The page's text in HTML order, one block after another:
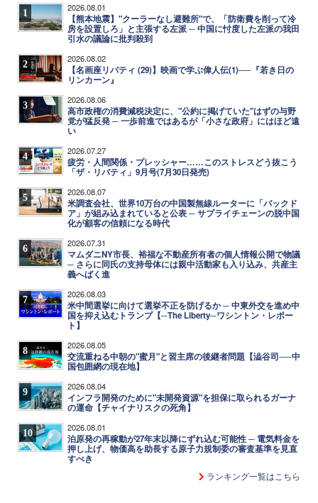
1 2026.08.01
【熊本地震】"クーラーなし避難所"で、「防衛費を削って冷
房を設置しろ」と主張する左派 ─ 中国に忖度した左派の我田
引水の議論に批判殺到
2 2026.08.02
【名画座リバティ (29)】映画で学ぶ偉人伝(1)──『若き日の
リンカーン』
3 2026.08.06
高市政権の消費減税決定に、"公約に掲げていた"はずの与野
党が猛反発 ─ 一歩前進ではあるが「小さな政府」にはほど遠
い
4 2026.07.27
疲労・人間関係・プレッシャー……このストレスどう抜こう
「ザ・リバティ」9月号(7月30日発売)
5 2026.08.07
米調査会社、世界10万台の中国製無線ルーターに「バックド
ア」が組み込まれていると公表 ─ サプライチェーンの脱中国
化が顧客の信頼になる時代
6 2026.07.31
マムダニNY市長、裕福な不動産所有者の個人情報公開で物議
─ さらに同氏の支持母体には親中活動家も入り込み、共産主
義へばく進
7 2026.08.03
米中間選挙に向けて選挙不正を防げるか ─ 中東外交を進め中
国を抑え込むトランプ【─The Liberty─ワシントン・レポー
ト】
8 2026.08.05
交流重ねる中朝の"蜜月"と習主席の後継者問題【澁谷司──中
国包囲網の現在地】
9 2026.08.04
インフラ開発のために"未開発資源"を担保に取られるガーナ
の運命【チャイナリスクの死角】
10 2026.08.01
泊原発の再稼動が27年末以降にずれ込む可能性 ─ 電気料金を
押し上げ、物価高を助長する原子力規制委の審査基準を見直
すべき
ランキング一覧はこちら